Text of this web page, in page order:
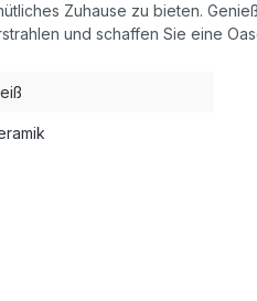
Zuhause zu bieten.
und schaffen Sie eine